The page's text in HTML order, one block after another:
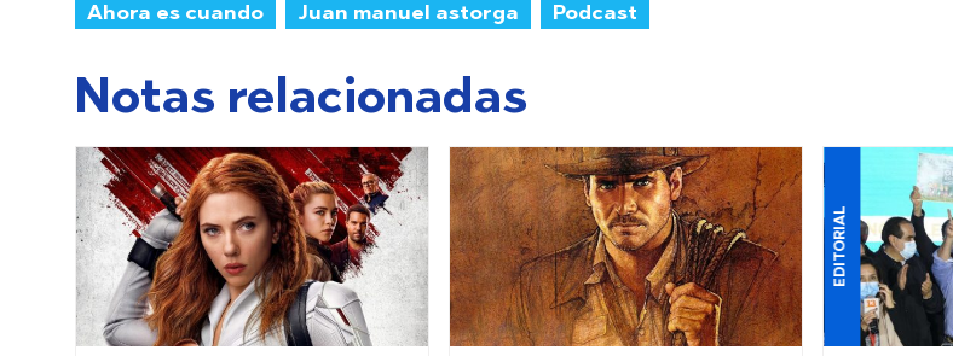
Ahora es cuando Juan manuel astorga Podcast
Notas relacionadas
EDITORIAL